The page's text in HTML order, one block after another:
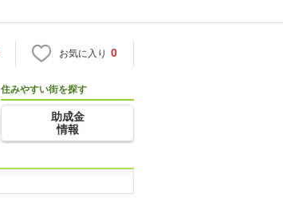
お気に入り 0
住みやすい街を探す
助成金
情報